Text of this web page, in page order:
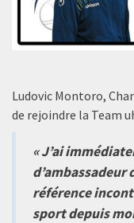
Ludovic Montoro,
de rejoindre la Team
« J’ai
d’ambassadeur
référence
sport depuis